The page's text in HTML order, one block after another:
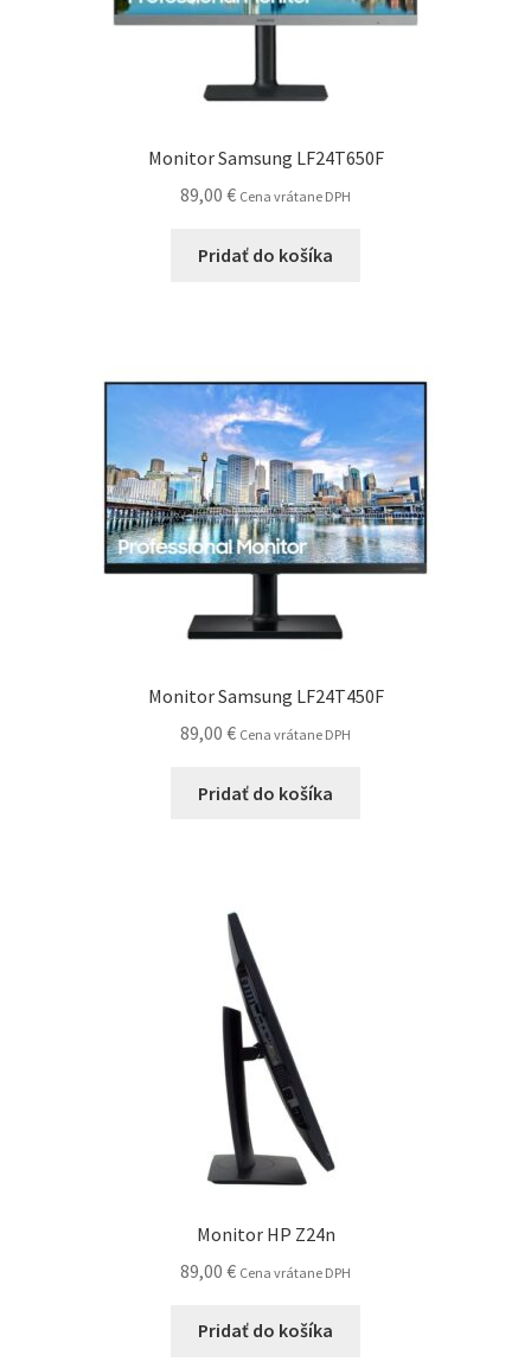
Monitor Samsung LF24T650F
89,00 € Cena vrátane DPH
Pridať do košíka
Monitor Samsung LF24T450F
89,00 € Cena vrátane DPH
Pridať do košíka
Monitor HP Z24n
89,00 € Cena vrátane DPH
Pridať do košíka